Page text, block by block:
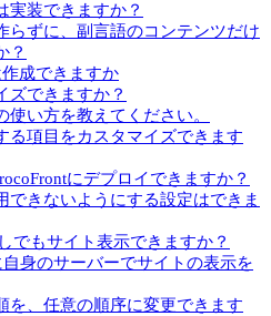
実装できますか？
らずに、副言語のコンテンツだけ
？
成できますか
ズできますか？
使い方を教えてください。
る項目をカスタマイズできます
にデプロイできますか？
できないようにする設定はできま
でもサイト表示できますか？
身のサーバーでサイトの表示を
を、任意の順序に変更できます